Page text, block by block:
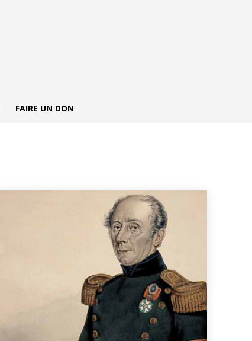
FAIRE UN DON